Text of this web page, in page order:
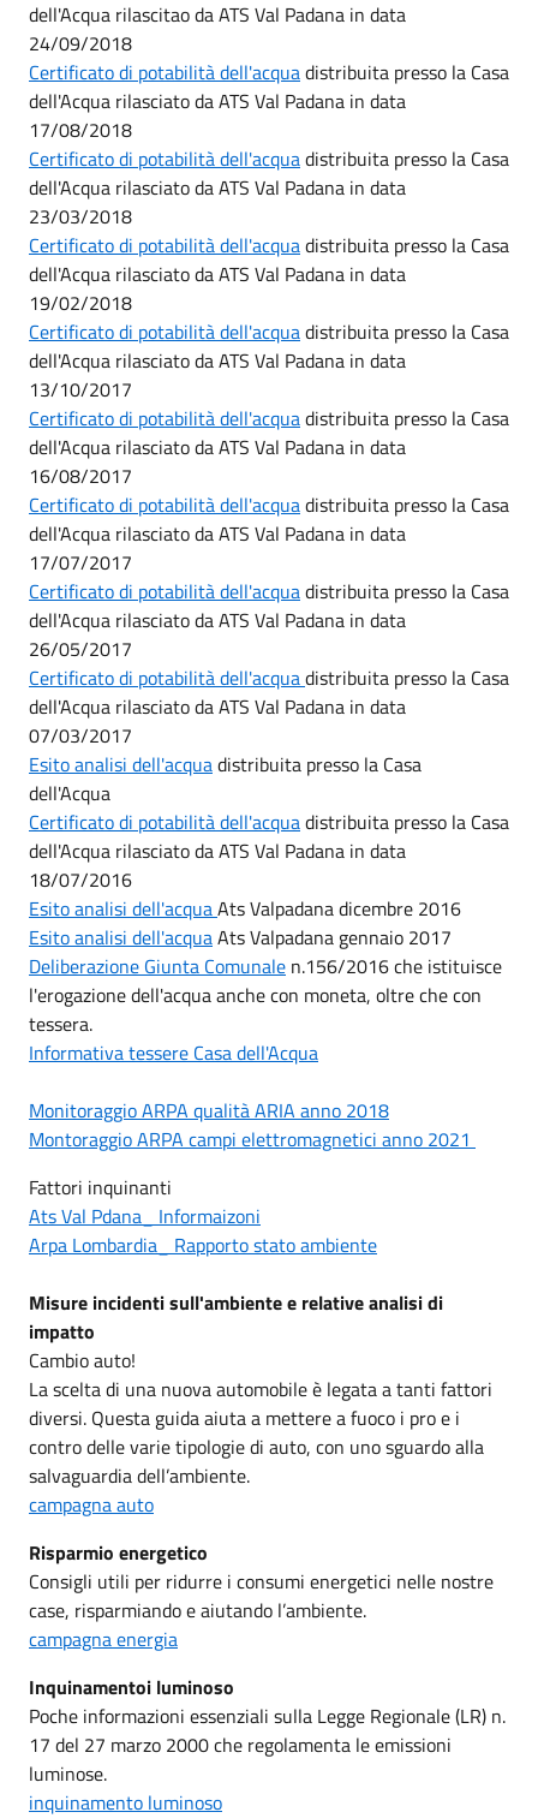
dell'Acqua rilascitao da ATS Val Padana in data
24/09/2018
Certificato di potabilità dell'acquadistribuita presso la Casa
dell'Acqua rilasciato da ATS Val Padana in data
17/08/2018
Certificato di potabilità dell'acquadistribuita presso la Casa
dell'Acqua rilasciato da ATS Val Padana in data
23/03/2018
Certificato di potabilità dell'acquadistribuita presso la Casa
dell'Acqua rilasciato da ATS Val Padana in data
19/02/2018
Certificato di potabilità dell'acquadistribuita presso la Casa
dell'Acqua rilasciato da ATS Val Padana in data
13/10/2017
Certificato di potabilità dell'acquadistribuita presso la Casa
dell'Acqua rilasciato da ATS Val Padana in data
16/08/2017
Certificato di potabilità dell'acquadistribuita presso la Casa
dell'Acqua rilasciato da ATS Val Padana in data
17/07/2017
Certificato di potabilità dell'acquadistribuita presso la Casa
dell'Acqua rilasciato da ATS Val Padana in data
26/05/2017
Certificato di potabilità dell'acquadistribuita presso la Casa
dell'Acqua rilasciato da ATS Val Padana in data
07/03/2017
Esito analisi dell'acquadistribuita presso la Casa
dell'Acqua
Certificato di potabilità dell'acquadistribuita presso la Casa
dell'Acqua rilasciato da ATS Val Padana in data
18/07/2016
Esito analisi dell'acquaAts Valpadana dicembre 2016
Esito analisi dell'acquaAts Valpadana gennaio 2017
Deliberazione Giunta Comunale n.156/2016 che istituisce
l'erogazione dell'acqua anche con moneta, oltre che con
tessera.
Informativa tessere Casa dell'Acqua
Monitoraggio ARPA qualità ARIA anno 2018
Montoraggio ARPA campi elettromagnetici anno 2021
Fattori inquinanti
Ats Val Pdana_ Informaizoni
Arpa Lombardia_ Rapporto stato ambiente
Misure incidenti sull'ambiente e relative analisi di
impatto
Cambio auto!
La scelta di una nuova automobile è legata a tanti fattori
diversi. Questa guida aiuta a mettere a fuoco i pro e i
contro delle varie tipologie di auto, con uno sguardo alla
salvaguardia dell’ambiente.
campagna auto
Risparmio energetico
Consigli utili per ridurre i consumi energetici nelle nostre
case, risparmiando e aiutando l’ambiente.
campagna energia
Inquinamentoi luminoso
Poche informazioni essenziali sulla Legge Regionale (LR) n.
17 del 27 marzo 2000 che regolamenta le emissioni
luminose.
inquinamento luminoso